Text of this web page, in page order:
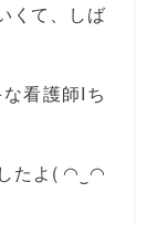
くて、しば
看護師Iち
たよ( ◠‿◠